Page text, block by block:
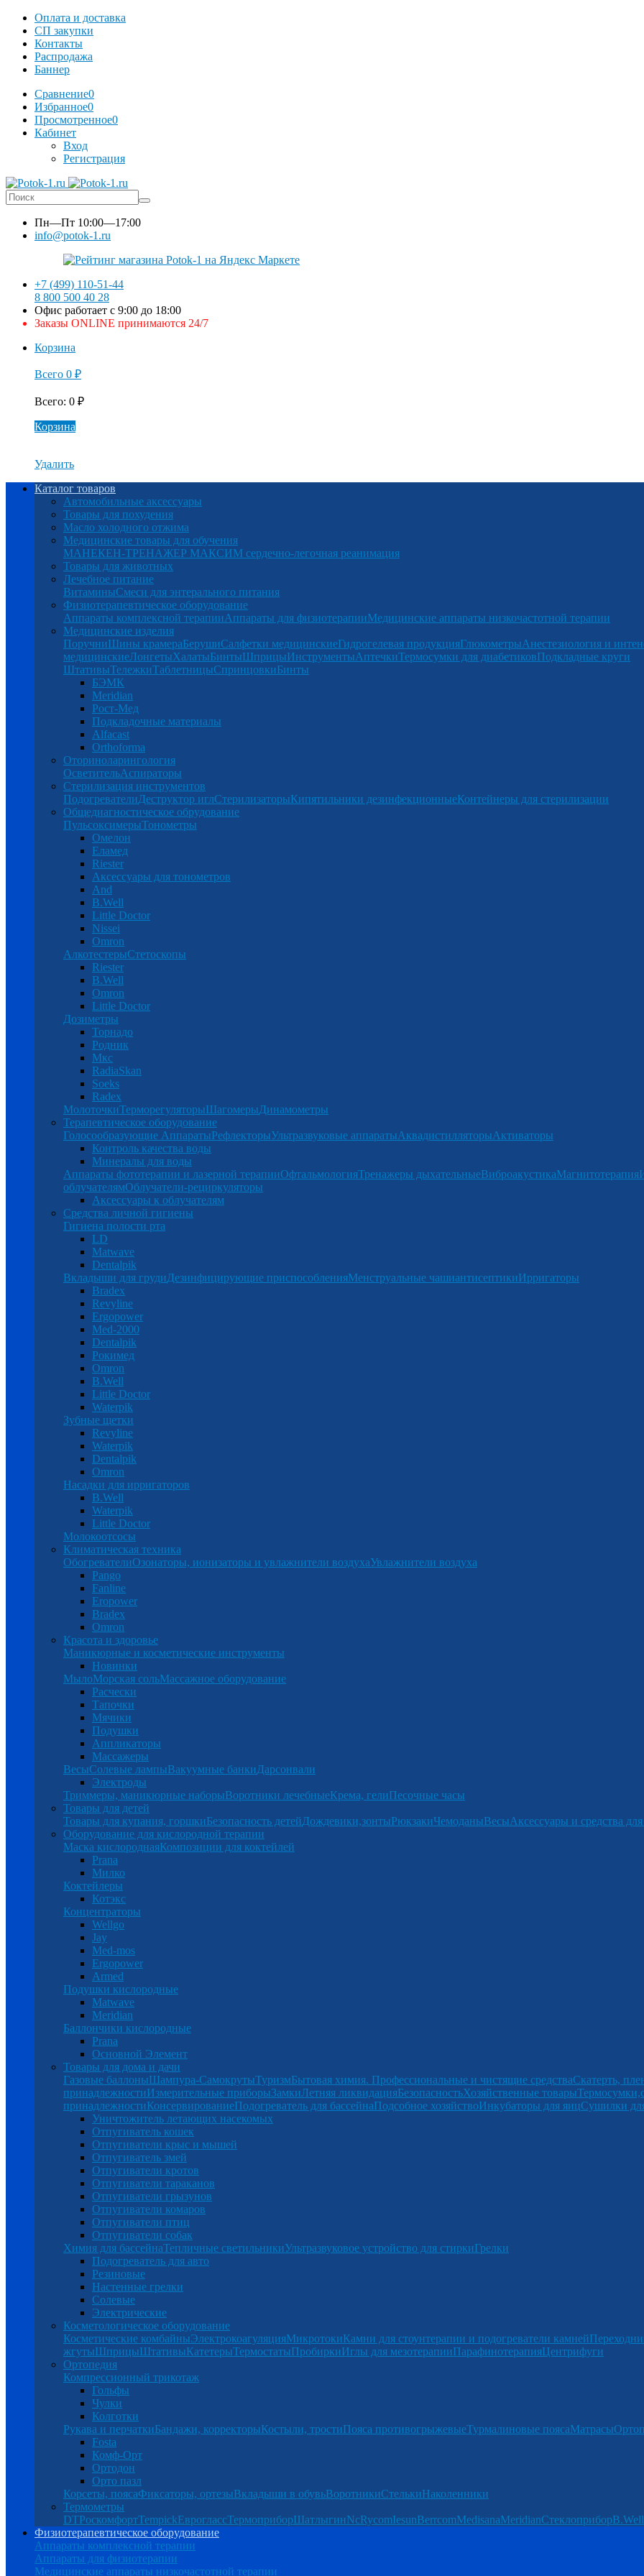
Оплата и доставка
СП закупки
Контакты
Распродажа
Баннер
Сравнение0
Избранное0
Просмотренное0
Кабинет
Вход
Регистрация
Пн—Пт 10:00—17:00
info@potok-1.ru
+7 (499) 110-51-44
8 800 500 40 28
Офис работает с 9:00 до 18:00
Заказы ONLINE принимаются 24/7
Корзина
Всего 0 ₽
Всего: 0 ₽
Корзина
Удалить
Каталог товаров
Автомобильные аксессуары
Товары для похудения
Масло холодного отжима
Медицинские товары для обучения
МАНЕКЕН-ТРЕНАЖЕР МАКСИМ сердечно-легочная реанимация
Товары для животных
Лечебное питание
ВитаминыСмеси для энтерального питания
Физиотерапевтическое оборудование
Аппараты комплексной терапииАппараты для физиотерапииМедицинские аппараты низкочастотной терапии
Медицинские изделия
ПоручниШины крамераБерушиСалфетки медицинскиеГидрогелевая продукцияГлюкометрыАнестезиология и
медицинскиеЛонгетыХалатыБинтыШприцыИнструментыАптечкиТермосумки для диабетиковПодкладные круги
ШтативыТележкиТаблетницыСпринцовкиБинты
БЭМК
Meridian
Рост-Мед
Подкладочные материалы
Alfacast
Orthoforma
Оториноларингология
ОсветительАспираторы
Стерилизация инструментов
ПодогревателиДеструктор иглСтерилизаторыКипятильники дезинфекционныеКонтейнеры для стерилизации
Общедиагностическое обрудование
ПульсоксимерыТонометры
Омелон
Еламед
Riester
Аксессуары для тонометров
And
B.Well
Little Doctor
Nissei
Omron
АлкотестерыСтетоскопы
Riester
B.Well
Omron
Little Doctor
Дозиметры
Торнадо
Родник
Мкс
RadiaSkan
Soeks
Radex
МолоточкиТерморегуляторыШагомерыДинамометры
Терапевтическое оборудование
Голосообразующие АппаратыРефлекторыУльтразвуковые аппаратыАквадистилляторыАктиваторы
Контроль качества воды
Минералы для воды
Аппараты фототерапии и лазерной терапииОфтальмологияТренажеры дыхательныеВиброакустикаМагнитотерапия
облучателямОблучатели-рециркуляторы
Аксессуары к облучателям
Средства личной гигиены
Гигиена полости рта
LD
Matwave
Dentalpik
Вкладыши для грудиДезинфицирующие приспособленияМенструальные чашиантисептикиИрригаторы
Bradex
Revyline
Ergopower
Med-2000
Dentalpik
Рокимед
Omron
B.Well
Little Doctor
Waterpik
Зубные щетки
Revyline
Waterpik
Dentalpik
Omron
Насадки для ирригаторов
B.Well
Waterpik
Little Doctor
Молокоотсосы
Климатическая техника
ОбогревателиОзонаторы, ионизаторы и увлажнители воздухаУвлажнители воздуха
Pango
Fanline
Eropower
Bradex
Omron
Красота и здоровье
Маникюрные и косметические инструменты
Новинки
МылоМорская сольМассажное оборудование
Расчески
Тапочки
Мячики
Подушки
Аппликаторы
Массажеры
ВесыСолевые лампыВакуумные банкиДарсонвали
Электроды
Триммеры, маникюрные наборыВоротники лечебныеКрема, гелиПесочные часы
Товары для детей
Товары для купания, горшкиБезопасность детейДождевики,зонтыРюкзакиЧемоданыВесыАксессуары и средства
Оборудование для кислородной терапии
Маска кислороднаяКомпозиции для коктейлей
Prana
Милко
Коктейлеры
Котэкс
Концентраторы
Wellgo
Jay
Med-mos
Ergopower
Armed
Подушки кислородные
Matwave
Meridian
Баллончики кислородные
Prana
Основной Элемент
Товары для дома и дачи
Газовые баллоныШампура-СамокрутыТуризмБытовая химия. Профессиональные и чистящие средстваСкатерть,
принадлежностиИзмерительные приборыЗамкиЛетняя ликвидацияБезопасностьХозяйственные товары
принадлежностиКонсервированиеПодогреватель для бассейнаПодсобное хозяйствоИнкубаторы для яицСушилки
Уничтожитель летающих насекомых
Отпугиватель кошек
Отпугиватели крыс и мышей
Отпугиватель змей
Отпугиватели кротов
Отпугиватели тараканов
Отпугиватели грызунов
Отпугиватели комаров
Отпугиватели птиц
Отпугиватели собак
Химия для бассейнаТепличные светильникиУльтразвуковое устройство для стиркиГрелки
Подогреватель для авто
Резиновые
Настенные грелки
Солевые
Электрические
Косметологическое оборудование
Косметические комбайныЭлектрокоагуляцияМикротокиКамни для стоунтерапии и подогреватели камней
жгутыШприцыШтативыКатетерыТермостатыПробиркиИглы для мезотерапииПарафинотерапияЦентрифуги
Ортопедия
Компрессионный трикотаж
Гольфы
Чулки
Колготки
Рукава и перчаткиБандажи, корректорыКостыли, тростиПояса противогрыжевыеТурмалиновые поясаМатрасы
Fosta
Комф-Орт
Ортодон
Орто пазл
Корсеты, поясаФиксаторы, ортезыВкладыши в обувьВоротникиСтелькиНаколенники
Термометры
DTРоскомфортTempickЕвроглассТермоприборШатлыгинNcRycomIesunBerrcomMedisanaMeridianСтеклоприборB.Well
Физиотерапевтическое оборудование
Аппараты комплексной терапии
Аппараты для физиотерапии
Медицинские аппараты низкочастотной терапии